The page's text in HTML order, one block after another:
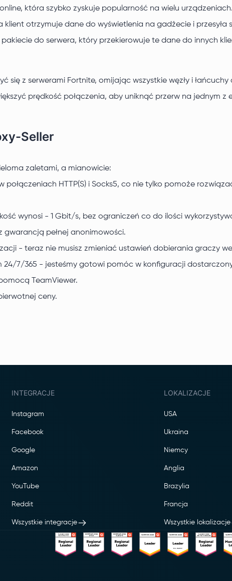
która szybko zyskuje popularność na wielu
klient otrzymuje dane do wyświetlenia na gadżecie i
pakiecie do serwera, który przekierowuje te dane do innych
się z serwerami Fortnite, omijając wszystkie węzły i
prędkość połączenia, aby uniknąć przerw na jednym
Seller
zaletami, a mianowicie:
połączeniach HTTP(S) i Socks5, co nie tylko pomoże
wynosi - 1 Gbit/s, bez ograniczeń co do ilości
gwarancją pełnej anonimowości.
- teraz nie musisz zmieniać ustawień dobierania graczy
24/7/365 - jesteśmy gotowi pomóc w konfiguracji
TeamViewer.
ceny.
INTEGRACJE
Instagram
Facebook
Google
Amazon
YouTube
Reddit
Wszystkie integracje
LOKALIZACJE
USA
Ukraina
Niemcy
Anglia
Brazylia
Francja
Wszystkie lokalizacje